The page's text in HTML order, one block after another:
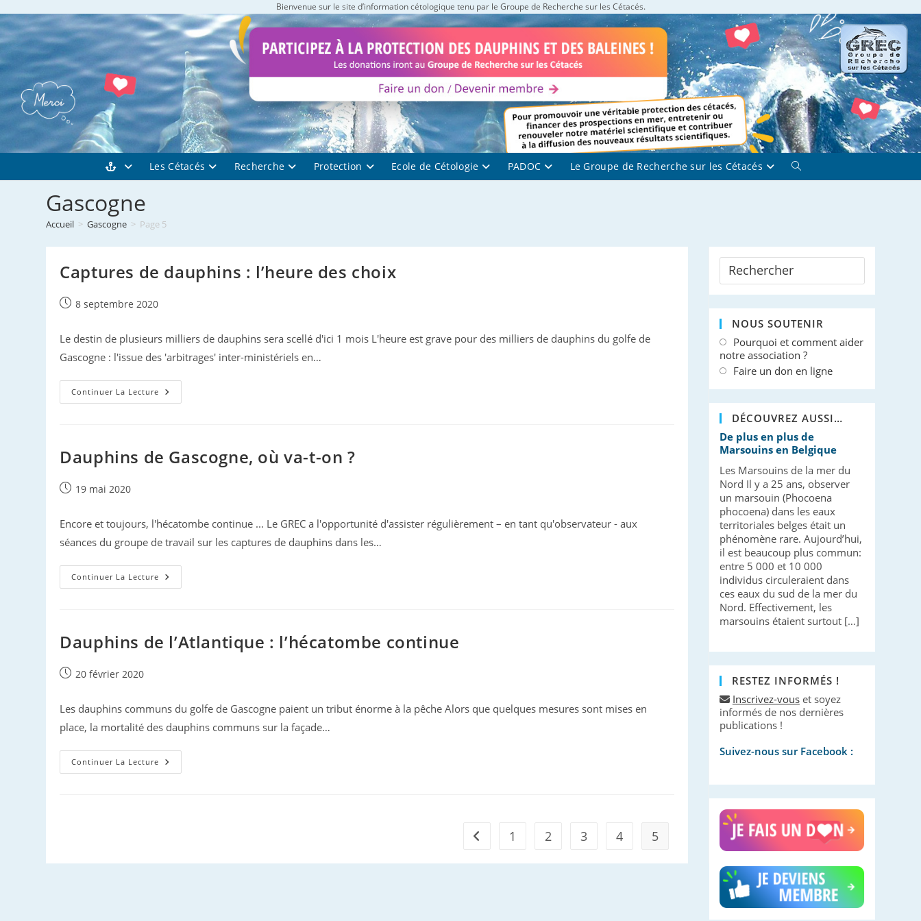
to
content
Bienvenue sur le site d’information cétologique tenu par le Groupe de Recherche sur les Cétacés.
Les Cétacés Recherche Protection Ecole de Cétologie PADOC Le Groupe de Recherche sur les Cétacés Toggle
Gascogne
Accueil > Gascogne > Page 5
Captures de dauphins : l’heure des choix
Publication
8 septembre 2020
Le destin de plusieurs milliers de dauphins sera scellé d'ici 1 mois L'heure est grave pour des milliers de dauphins du golfe de
Gascogne : l'issue des 'arbitrages' inter-ministériels en…
Continuer La Lecture Captures
De
Choix
Dauphins de Gascogne, où va-t-on ?
Publication
19 mai 2020
Encore et toujours, l'hécatombe continue ... Le GREC a l'opportunité d'assister régulièrement – en tant qu'observateur - aux
séances du groupe de travail sur les captures de dauphins dans les…
Continuer La Lecture Dauphins
De
On
?
Dauphins de l’Atlantique : l’hécatombe continue
Publication
20 février 2020
Les dauphins communs du golfe de Gascogne paient un tribut énorme à la pêche Alors que quelques mesures sont mises en
place, la mortalité des dauphins communs sur la façade…
Continuer La Lecture Dauphins
De
Go to the previous page
1 2 3 4 5
NOUS SOUTENIR
Pourquoi et comment aider
notre association ?
Faire un don en ligne
DÉCOUVREZ AUSSI…
De plus en plus de
Marsouins en Belgique
Les Marsouins de la mer du
Nord Il y a 25 ans, observer
un marsouin (Phocoena
phocoena) dans les eaux
territoriales belges était un
phénomène rare. Aujourd’hui,
il est beaucoup plus commun:
entre 5 000 et 10 000
individus circuleraient dans
ces eaux du sud de la mer du
Nord. Effectivement, les
marsouins étaient surtout […]
RESTEZ INFORMÉS !
Inscrivez-vouset soyez
informés de nos dernières
publications !
Suivez-nous sur Facebook :